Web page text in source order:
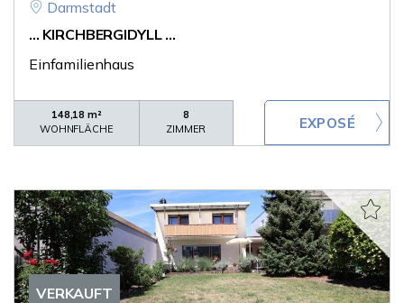
Darmstadt
... KIRCHBERGIDYLL ...
Einfamilienhaus
148,18 m²
WOHNFLÄCHE
8
ZIMMER
VERKAUFT